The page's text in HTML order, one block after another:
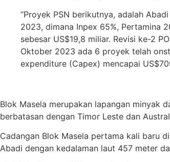
“Proyek PSN berikutnya, adalah
2023, dimana Inpex 65%, Pertamina
sebesar US$19,8 miliar. Revisi ke-2
Oktober 2023 ada 6 proyek telah
expenditure (Capex) mencapai
Blok Masela merupakan lapangan minyak
berbatasan dengan Timor Leste dan
Cadangan Blok Masela pertama kali baru
Abadi dengan kedalaman laut 457 meter